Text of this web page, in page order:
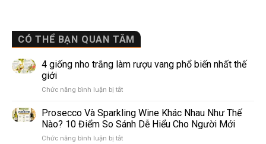
CÓ THỂ BẠN QUAN TÂM
4 giống nho trắng làm rượu vang phổ biến nhất thế
giới
Chức năng bình luận bị tắtở
giống
nho
trắng
làm
Prosecco Và Sparkling Wine Khác Nhau Như Thế
Nào? 10 Điểm So Sánh Dễ Hiểu Cho Người Mới
Chức năng bình luận bị tắtở